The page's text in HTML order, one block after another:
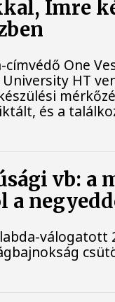
Imre
One
HT
és a
vb: a